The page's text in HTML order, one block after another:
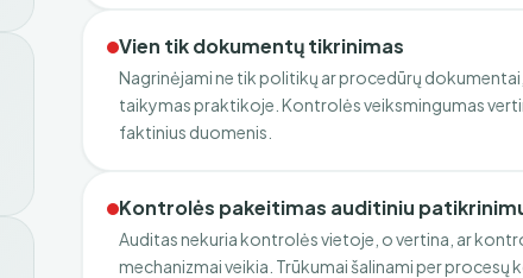
Vien tik dokumentų tikrinimas
Nagrinėjami ne tik politikų ar procedūrų
taikymas praktikoje. Kontrolės veiksmingumas
faktinius duomenis.
Kontrolės pakeitimas auditiniu
Auditas nekuria kontrolės vietoje, o vertina, ar
mechanizmai veikia. Trūkumai šalinami per procesų